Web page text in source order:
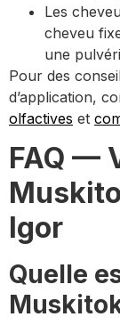
Les
cheveu
une
Pour des
d’application,
olfactives et
FAQ —
Igor
Quelle